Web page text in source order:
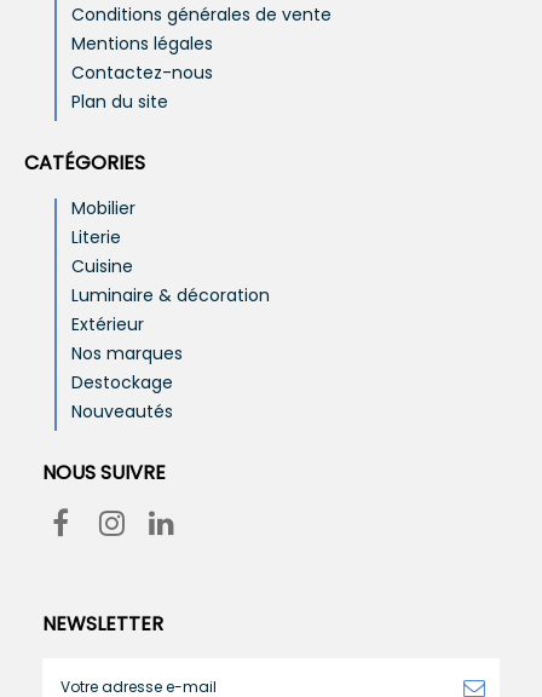
Conditions générales de vente
Mentions légales
Contactez-nous
Plan du site
CATÉGORIES
Mobilier
Literie
Cuisine
Luminaire & décoration
Extérieur
Nos marques
Destockage
Nouveautés
NOUS SUIVRE
NEWSLETTER